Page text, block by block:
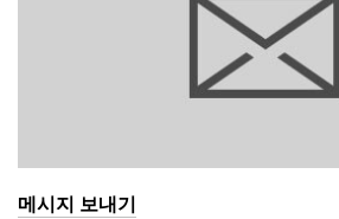
메시지 보내기